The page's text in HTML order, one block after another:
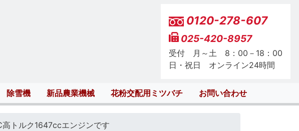
0120-278-607
025-420-8957
受付 月～土 8：00－18：00
日・祝日 オンライン24時間
除雪機 新品農業機械 花粉交配用ミツバチ お問い合わせ
トルク1647ccエンジンです